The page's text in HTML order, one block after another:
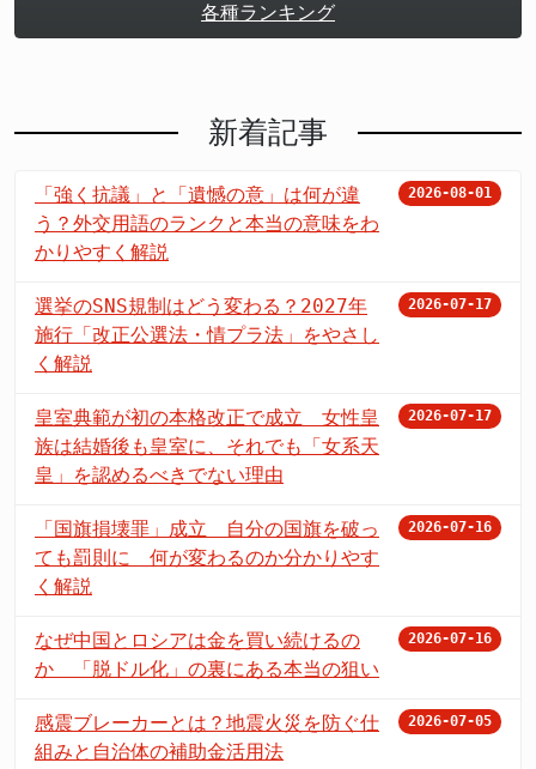
各種ランキング
新着記事
「強く抗議」と「遺憾の意」は何が違
う？外交用語のランクと本当の意味をわ
かりやすく解説
2026-08-01
選挙のSNS規制はどう変わる？2027年
施行「改正公選法・情プラ法」をやさし
く解説
2026-07-17
皇室典範が初の本格改正で成立 女性皇
族は結婚後も皇室に、それでも「女系天
皇」を認めるべきでない理由
2026-07-17
「国旗損壊罪」成立 自分の国旗を破っ
ても罰則に 何が変わるのか分かりやす
く解説
2026-07-16
なぜ中国とロシアは金を買い続けるの
か 「脱ドル化」の裏にある本当の狙い
2026-07-16
感震ブレーカーとは？地震火災を防ぐ仕
組みと自治体の補助金活用法
2026-07-05